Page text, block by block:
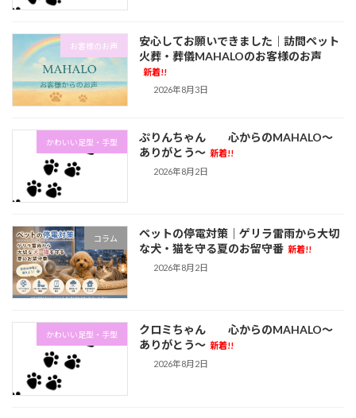
お客様のお声
安心してお願いできました｜訪問ペット
火葬・葬儀MAHALOのお客様のお声
新着!!
2026年8月3日
かわいい足型・手型
ぷりんちゃん 心からのMAHALO～
ありがとう～ 新着!!
2026年8月2日
コラム
ペットの停電対策｜ゲリラ雷雨から大切
な犬・猫を守る夏のお留守番 新着!!
2026年8月2日
かわいい足型・手型
クロミちゃん 心からのMAHALO～
ありがとう～ 新着!!
2026年8月2日